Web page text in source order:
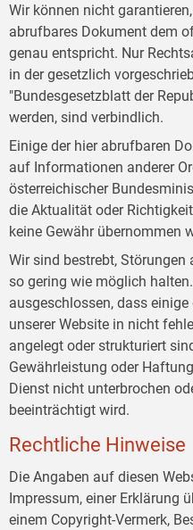
Wir können nicht
abrufbares Dokument dem
genau entspricht. Nur
in der gesetzlich
"Bundesgesetzblatt der
werden, sind verbindlich.
Einige der hier abrufbaren
auf Informationen anderer
österreichischer
die Aktualität oder
keine Gewähr übernommen
Wir sind bestrebt,
so gering wie möglich
ausgeschlossen, dass
unserer Website in nicht
angelegt oder strukturiert
Gewährleistung oder
Dienst nicht unterbrochen
beeinträchtigt wird.
Rechtliche Hinweise
Die Angaben auf diesen
Impressum, einer Erklärung
einem Copyright-Vermerk,